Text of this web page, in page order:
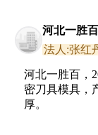
河北一胜
法人:张红
河北一胜百，
密刀具模具，
厚。